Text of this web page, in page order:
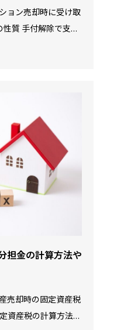
ョン売却時に受け取
質 手付解除で支払
、売主は手付金を受
をすることやトラブ
の記事では、手付金
しないポイントま
わかる】マンショ
担金の計算方法や
売却時の固定資産税
資産税の計算方法